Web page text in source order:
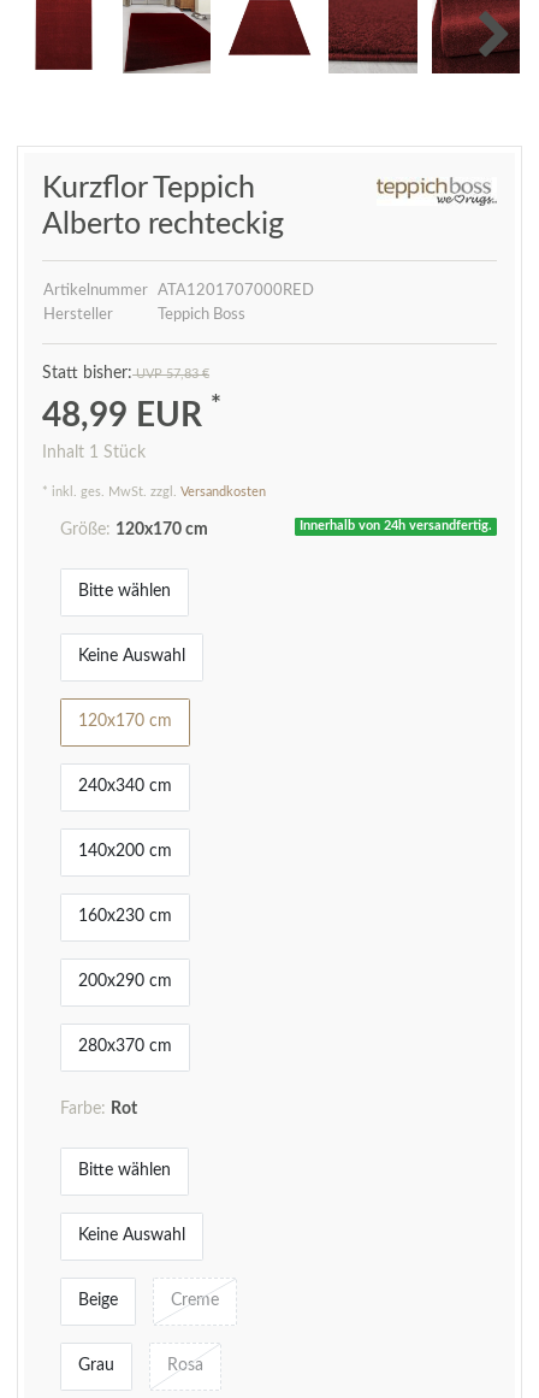
Kurzflor Teppich
Alberto rechteckig
Artikelnummer
ATA1201707000RED
Hersteller
Teppich Boss
UVP 57,83 €
48,99 EUR *
Inhalt 1 Stück
* inkl. ges. MwSt. zzgl. Versandkosten
Innerhalb von 24h versandfertig.
Größe: 120x170 cm
Bitte wählen
Keine Auswahl
120x170 cm
240x340 cm
140x200 cm
160x230 cm
200x290 cm
280x370 cm
Farbe: Rot
Bitte wählen
Keine Auswahl
Beige Creme
Grau Rosa